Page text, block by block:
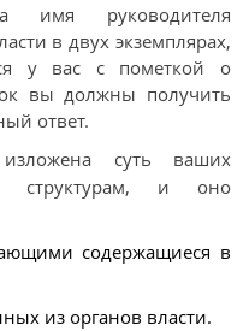
имя руководителя
в двух экземплярах,
у вас с пометкой о
вы должны получить
ответ.
суть ваших
структурам, и оно
содержащиеся в
из органов власти.